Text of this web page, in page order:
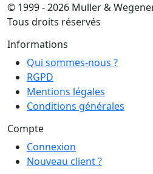
© 1999 - 2026 Muller &
Tous droits réservés
Informations
Qui sommes-nous ?
RGPD
Mentions légales
Conditions générales
Compte
Connexion
Nouveau client ?